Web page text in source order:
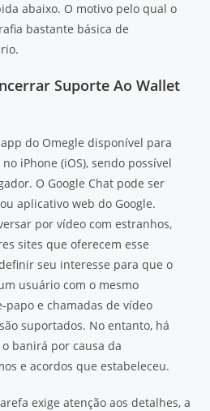
abaixo. O motivo pelo qual o
bastante básica de
Suporte Ao Wallet
do Omegle disponível para
iPhone (iOS), sendo possível
O Google Chat pode ser
aplicativo web do Google.
por vídeo com estranhos,
sites que oferecem esse
seu interesse para que o
usuário com o mesmo
papo e chamadas de vídeo
suportados. No entanto, há
banirá por causa da
e acordos que estabeleceu.
exige atenção aos detalhes, a